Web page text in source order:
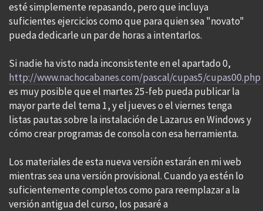
esté simplemente repasando, pero que incluya
suficientes ejercicios como que para quien sea "novato"
pueda dedicarle un par de horas a intentarlos.
Si nadie ha visto nada inconsistente en el apartado 0,
http://www.nachocabanes.com/pascal/cupas5/cupas00.php
es muy posible que el martes 25-feb pueda publicar la
mayor parte del tema 1, y el jueves o el viernes tenga
listas pautas sobre la instalación de Lazarus en Windows y
cómo crear programas de consola con esa herramienta.
Los materiales de esta nueva versión estarán en mi web
mientras sea una versión provisional. Cuando ya estén lo
suficientemente completos como para reemplazar a la
versión antigua del curso, los pasaré a